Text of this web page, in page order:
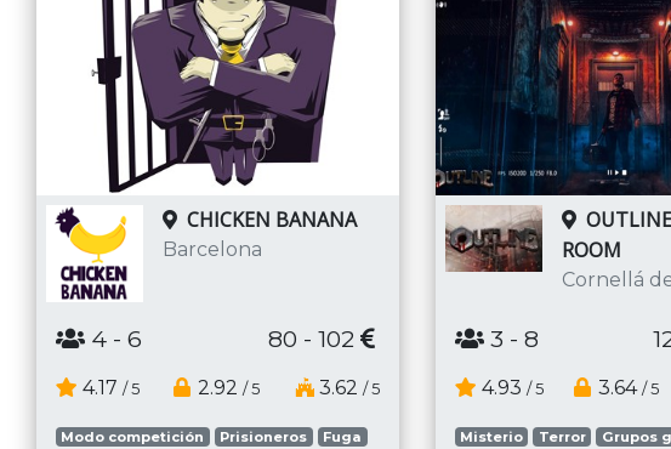
CHICKEN BANANA
Barcelona
4 - 6 80 - 102
4.17 / 5 2.92/ 5 3.62 / 5
Modo competición Prisioneros Fuga
ROOM
Cornellá
3 - 8
4.93 / 5 3.64/ 5
Misterio Terror
Grupos